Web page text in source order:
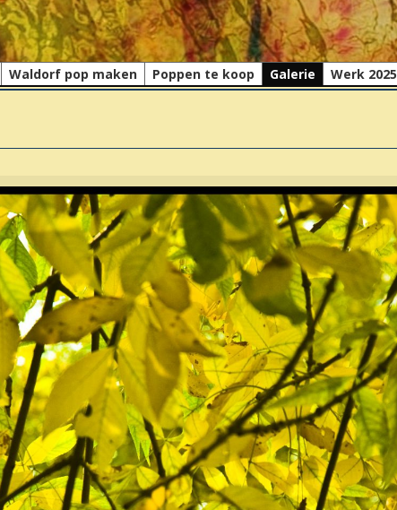
Waldorf pop maken Poppen te koop Galerie Werk 2025